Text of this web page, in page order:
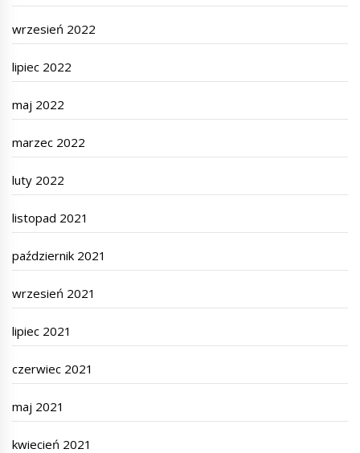
wrzesień 2022
lipiec 2022
maj 2022
marzec 2022
luty 2022
listopad 2021
październik 2021
wrzesień 2021
lipiec 2021
czerwiec 2021
maj 2021
kwiecień 2021